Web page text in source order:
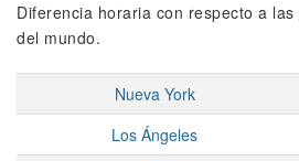
Diferencia horaria con respecto a
del mundo.
Nueva York
Los Ángeles